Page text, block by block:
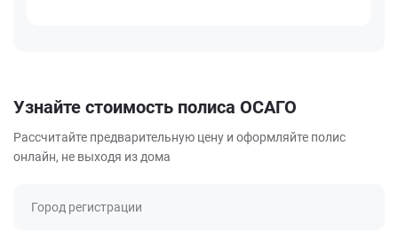
Узнайте стоимость полиса ОСАГО
Рассчитайте предварительную цену и оформляйте полис
онлайн, не выходя из дома
Город регистрации